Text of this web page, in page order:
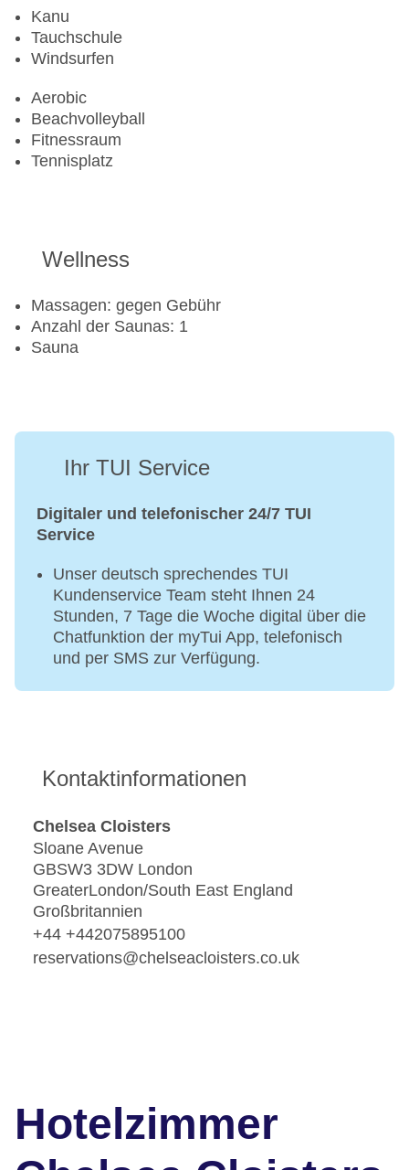
Kanu
Tauchschule
Windsurfen
Aerobic
Beachvolleyball
Fitnessraum
Tennisplatz
Wellness
Massagen: gegen Gebühr
Anzahl der Saunas: 1
Sauna
Ihr TUI Service
Digitaler und telefonischer 24/7 TUI
Service
Unser deutsch sprechendes TUI
Kundenservice Team steht Ihnen 24
Stunden, 7 Tage die Woche digital über die
Chatfunktion der myTui App, telefonisch
und per SMS zur Verfügung.
Kontaktinformationen
Chelsea Cloisters
Sloane Avenue
GBSW3 3DW London
GreaterLondon/South East England
Großbritannien
+44 +442075895100
reservations@chelseacloisters.co.uk
Hotelzimmer